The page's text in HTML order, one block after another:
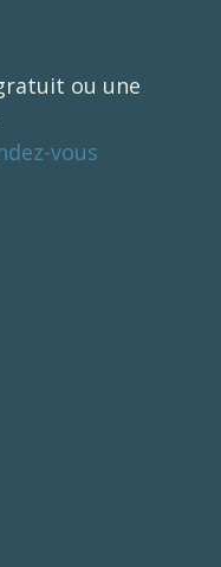
ou une
vous